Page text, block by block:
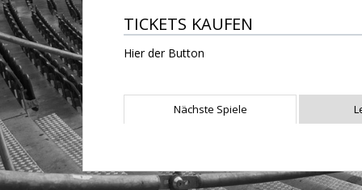
TICKETS KAUFEN
Hier der Button
Nächste Spiele